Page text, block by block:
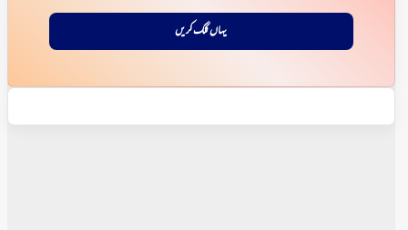
یہاں کلک کریں